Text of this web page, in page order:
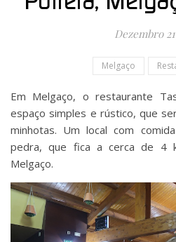
Dezembro
Melgaço
Em Melgaço, o restaurante Tasquinha da Portela é um
espaço simples e rústico, que
minhotas. Um local com
pedra, que fica a cerca de 4
Melgaço.